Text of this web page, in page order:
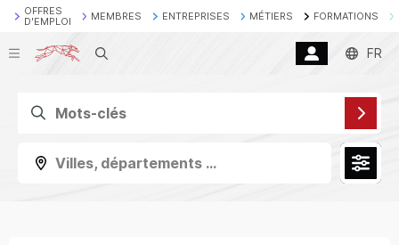
OFFRES
D'EMPLOI
MEMBRES ENTREPRISES MÉTIERS FORMATIONS
Recherche FR
Villes, départements ...